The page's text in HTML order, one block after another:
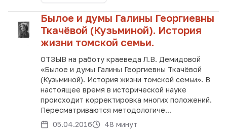
Былое и думы Галины Георгиевны
Ткачёвой (Кузьминой). История
жизни томской семьи.
ОТЗЫВ на работу краеведа Л.В. Демидовой
«Былое и думы Галины Георгиевны Ткачёвой
(Кузьминой). История жизни томской семьи». В
настоящее время в исторической науке
происходит корректировка многих положений.
Пересматриваются методологиче...
05.04.2016
48 минут